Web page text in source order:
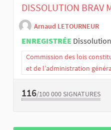
DISSOLUTION BRAV
Arnaud LETOURNEUR
ENREGISTRÉE
Commission des lois
et de l’administration
116/100 000 SIGNATURES